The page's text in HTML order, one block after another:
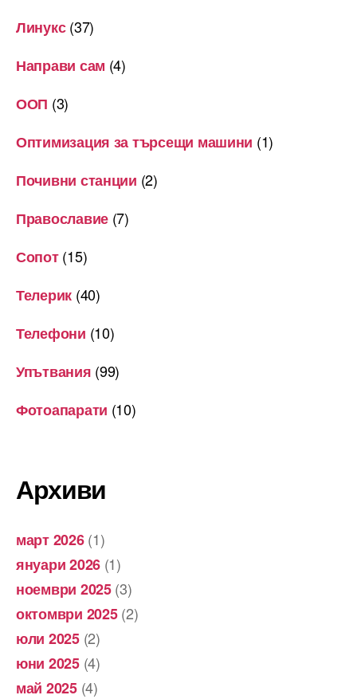
Линукс(37)
Направи сам (4)
ООП (3)
Оптимизация за търсещи машини (1)
Почивни станции (2)
Православие (7)
Сопот(15)
Телерик (40)
Телефони (10)
Упътвания (99)
Фотоапарати (10)
Архиви
март 2026(1)
януари 2026 (1)
ноември 2025(3)
октомври 2025(2)
юли 2025(2)
юни 2025(4)
май 2025(4)